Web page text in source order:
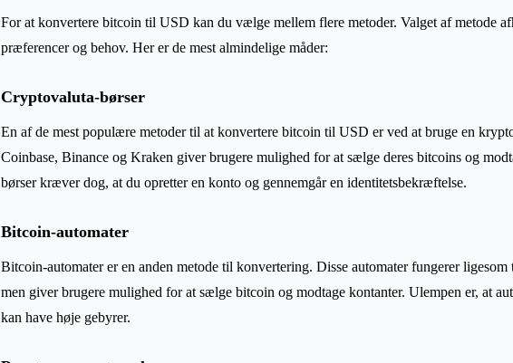
For at konvertere bitcoin til USD kan du vælge mellem flere metoder. Valget af metode
præferencer og behov. Her er de mest almindelige måder:
Cryptovaluta-børser
En af de mest populære metoder til at konvertere bitcoin til USD er ved at bruge en
Coinbase, Binance og Kraken giver brugere mulighed for at sælge deres bitcoins og
børser kræver dog, at du opretter en konto og gennemgår en identitetsbekræftelse.
Bitcoin-automater
Bitcoin-automater er en anden metode til konvertering. Disse automater fungerer ligesom
men giver brugere mulighed for at sælge bitcoin og modtage kontanter. Ulempen er, at
kan have høje gebyrer.